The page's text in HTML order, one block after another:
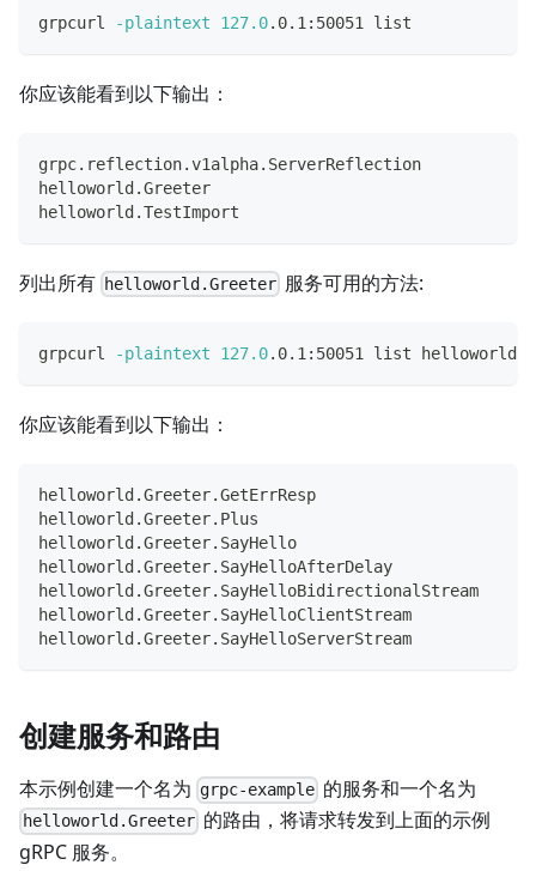
grpcurl -plaintext 127.0.0.1:50051 list
你应该能看到以下输出：
grpc.reflection.v1alpha.ServerReflection
helloworld.Greeter
helloworld.TestImport
列出所有 helloworld.Greeter 服务可用的方法:
grpcurl -plaintext 127.0.0.1:50051 list
你应该能看到以下输出：
helloworld.Greeter.GetErrResp
helloworld.Greeter.Plus
helloworld.Greeter.SayHello
helloworld.Greeter.SayHelloAfterDelay
helloworld.Greeter.SayHelloBidirectionalStream
helloworld.Greeter.SayHelloClientStream
helloworld.Greeter.SayHelloServerStream
创建服务和路由
本示例创建一个名为 grpc-example 的服务和一个名为
helloworld.Greeter 的路由，将请求转发到上面的示例
gRPC 服务。